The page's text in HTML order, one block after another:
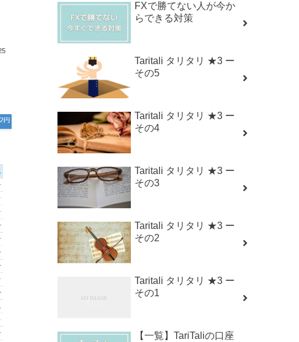
FXで勝てない人が今か
らできる対策
Taritali タリタリ ★3 ー
その5
Taritali タリタリ ★3 ー
その4
Taritali タリタリ ★3 ー
その3
Taritali タリタリ ★3 ー
その2
Taritali タリタリ ★3 ー
その1
【一覧】TariTaliの口座